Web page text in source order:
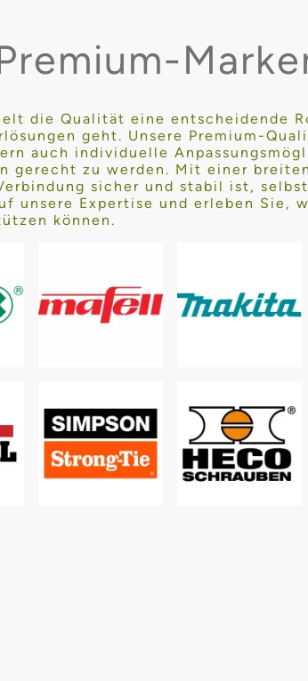
die Qualität eine entscheidende
geht. Unsere Premium-
auch individuelle
gerecht zu werden. Mit einer
sicher und stabil ist,
unsere Expertise und erleben Sie,
können.